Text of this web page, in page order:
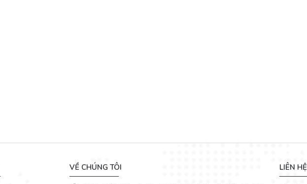
VỀ CHÚNG TÔI LIÊN HỆ